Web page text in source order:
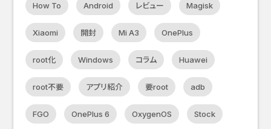
How To Android レビュー Magisk
Xiaomi 開封 Mi A3 OnePlus
root化 Windows コラム Huawei
root不要 アプリ紹介 要root adb
FGO OnePlus 6 OxygenOS Stock